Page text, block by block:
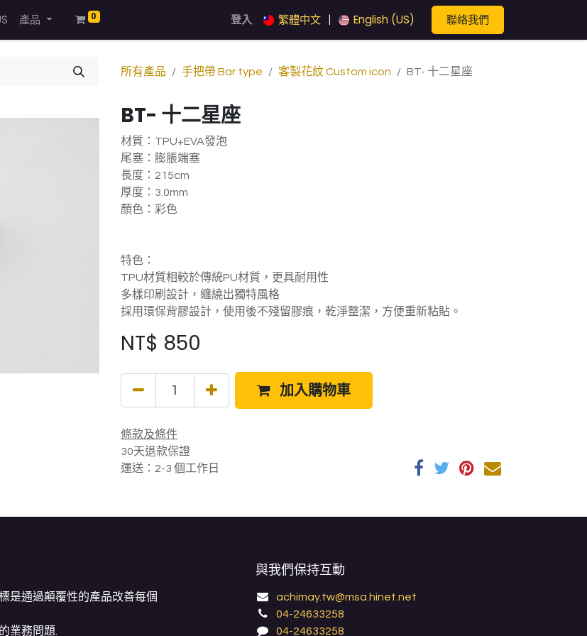
產品 0 登入 繁體中文 English (US) 聯絡我們
所有產品 手把帶 Bar type 客製花紋 Custom icon BT- 十二星座
BT- 十二星座
材質：TPU+EVA發泡
尾塞：膨脹端塞
長度：215cm
厚度：3.0mm
顏色：彩色
特色：
TPU材質相較於傳統PU材質，更具耐用性
多樣印刷設計，纏繞出獨特風格
採用環保背膠設計，使用後不殘留膠痕，乾淨整潔，方便重新粘貼。
NT$ 850
加入購物車
條款及條件
30天退款保證
運送：2-3 個工作日
是通過顛覆性的產品改善每個
業務問題.
與我們保持互動
achimay.tw@msa.hinet.net
04-24633258
04-24633258